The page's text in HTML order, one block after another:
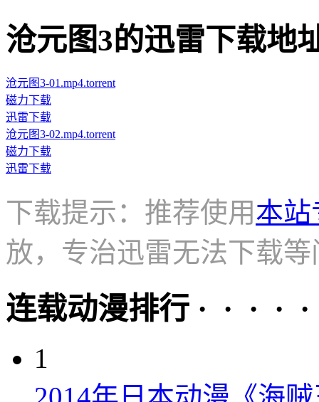
沧元图3的迅雷下载地址
沧元图3-01.mp4.torrent
磁力下载
迅雷下载
沧元图3-02.mp4.torrent
磁力下载
迅雷下载
下载提示：推荐使用本站
放，专治迅雷无法下载等
连载动漫排行 · · · · ·
1